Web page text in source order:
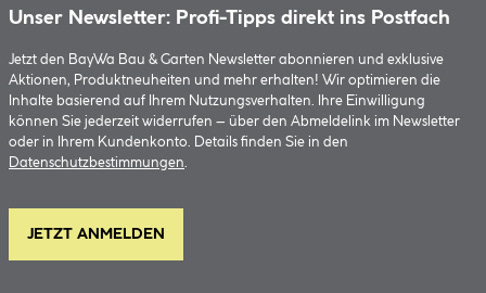
Unser Newsletter: Profi-Tipps direkt ins Postfach
Jetzt den BayWa Bau & Garten Newsletter abonnieren und exklusive
Aktionen, Produktneuheiten und mehr erhalten! Wir optimieren die
Inhalte basierend auf Ihrem Nutzungsverhalten. Ihre Einwilligung
können Sie jederzeit widerrufen – über den Abmeldelink im Newsletter
oder in Ihrem Kundenkonto. Details finden Sie in den
Datenschutzbestimmungen.
JETZT ANMELDEN